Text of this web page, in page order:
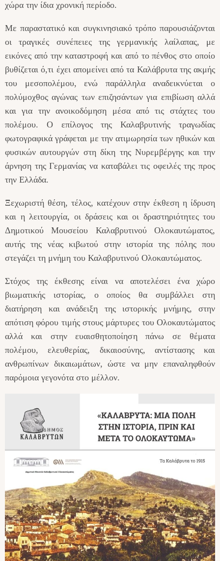
χώρα την ίδια χρονική περίοδο.
Με παραστατικό και συγκινησιακό τρόπο παρουσιάζονται
οι τραγικές συνέπειες της γερμανικής λαίλαπας, με
εικόνες από την καταστροφή και από το πένθος στο οποίο
βυθίζεται ό,τι έχει απομείνει από τα Καλάβρυτα της ακμής
του μεσοπολέμου, ενώ παράλληλα αναδεικνύεται ο
πολύμοχθος αγώνας των επιζησάντων για επιβίωση αλλά
και για την ανοικοδόμηση μέσα από τις στάχτες του
πολέμου. Ο επίλογος της Καλαβρυτινής τραγωδίας
φωτογραφικά γράφεται με την ατιμωρησία των ηθικών και
φυσικών αυτουργών στη δίκη της Νυρεμβέργης και την
άρνηση της Γερμανίας να καταβάλει τις οφειλές της προς
την Ελλάδα.
Ξεχωριστή θέση, τέλος, κατέχουν στην έκθεση η ίδρυση
και η λειτουργία, οι δράσεις και οι δραστηριότητες του
Δημοτικού Μουσείου Καλαβρυτινού Ολοκαυτώματος,
αυτής της νέας κιβωτού στην ιστορία της πόλης που
στεγάζει τη μνήμη του Καλαβρυτινού Ολοκαυτώματος.
Στόχος της έκθεσης είναι να αποτελέσει ένα χώρο
βιωματικής ιστορίας, ο οποίος θα συμβάλλει στη
διατήρηση και ανάδειξη της ιστορικής μνήμης, στην
απότιση φόρου τιμής στους μάρτυρες του Ολοκαυτώματος
αλλά και στην ευαισθητοποίηση πάνω σε θέματα
πολέμου, ελευθερίας, δικαιοσύνης, αντίστασης και
ανθρωπίνων δικαιωμάτων, ώστε να μην επαναληφθούν
παρόμοια γεγονότα στο μέλλον.